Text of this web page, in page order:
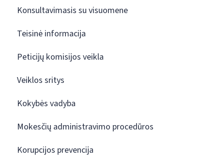
Konsultavimasis su visuomene
Teisinė informacija
Peticijų komisijos veikla
Veiklos sritys
Kokybės vadyba
Mokesčių administravimo procedūros
Korupcijos prevencija